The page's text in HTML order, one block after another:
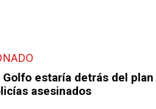
Golfo estaría detrás del
asesinados